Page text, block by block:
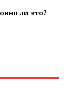
ли это?